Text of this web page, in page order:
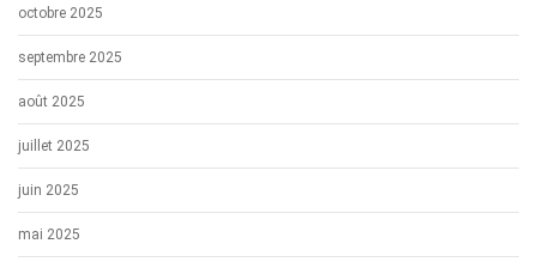
octobre 2025
septembre 2025
août 2025
juillet 2025
juin 2025
mai 2025